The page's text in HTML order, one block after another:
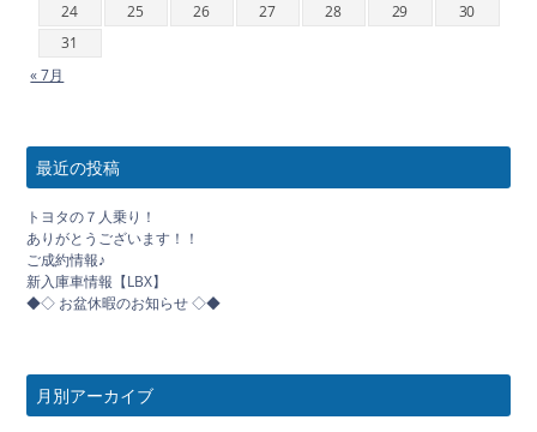
24 25 26 27 28 29
30
31
« 7月
最近の投稿
トヨタの７人乗り！
ありがとうございます！！
ご成約情報♪
新入庫車情報【LBX】
◆◇ お盆休暇のお知らせ ◇◆
月別アーカイブ